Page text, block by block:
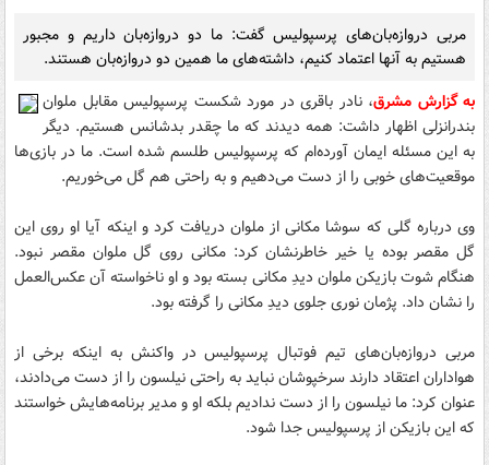
مربی دروازه‌بان‌های پرسپولیس گفت: ما دو دروازه‌بان داریم و مجبور
هستیم به آنها اعتماد کنیم، داشته‌های ما همین دو دروازه‌بان هستند.
به گزارش مشرق، نادر باقری در مورد شکست پرسپولیس مقابل ملوان
بندرانزلی اظهار داشت: همه دیدند که ما چقدر بدشانس هستیم. دیگر
به این مسئله ایمان آورده‌ام که پرسپولیس طلسم شده است. ما در بازی‌ها
موقعیت‌های خوبی را از دست می‌دهیم و به راحتی هم گل می‌خوریم.
وی درباره گلی که سوشا مکانی از ملوان دریافت کرد و اینکه آیا او روی این
گل مقصر بوده یا خیر خاطرنشان کرد: مکانی روی گل ملوان مقصر نبود.
هنگام شوت بازیکن ملوان دیدِ مکانی بسته بود و او ناخواسته آن عکس‌العمل
را نشان داد. پژمان نوری جلوی دیدِ مکانی را گرفته بود.
مربی دروازه‌بان‌های تیم فوتبال پرسپولیس در واکنش به اینکه برخی از
هواداران اعتقاد دارند سرخپوشان نباید به راحتی نیلسون را از دست می‌دادند،
عنوان کرد: ما نیلسون را از دست ندادیم بلکه او و مدیر برنامه‌هایش خواستند
که این بازیکن از پرسپولیس جدا شود.